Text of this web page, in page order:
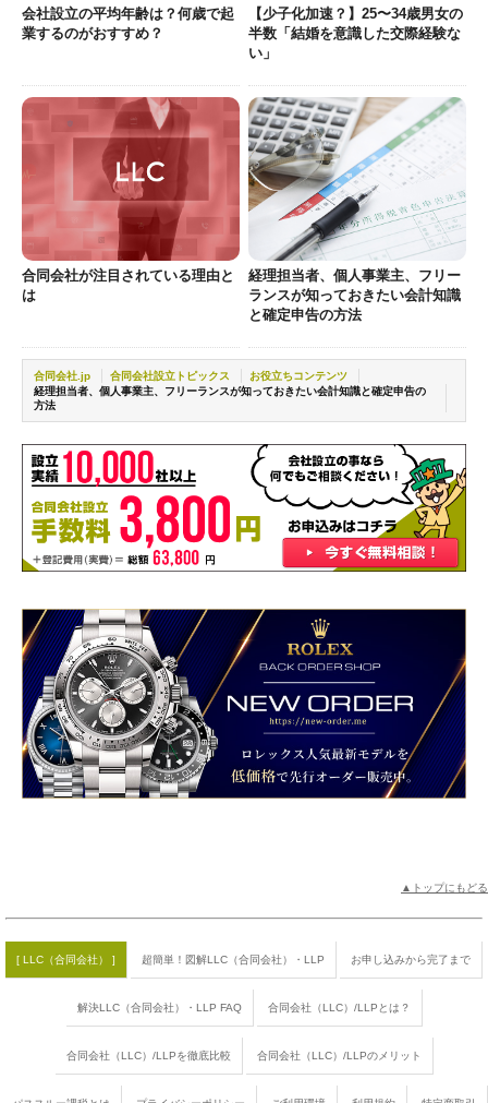
会社設立の平均年齢は？何歳で起
業するのがおすすめ？
【少子化加速？】25〜34歳男女の
半数「結婚を意識した交際経験な
い」
合同会社が注目されている理由と
は
経理担当者、個人事業主、フリー
ランスが知っておきたい会計知識
と確定申告の方法
合同会社.jp 合同会社設立トピックス
お役立ちコンテンツ
経理担当者、個人事業主、フリーランスが知っておきたい会計知識と確定申告の
方法
▲トップにもどる
[ LLC（合同会社） ] 超簡単！図解LLC（合同会社）・LLP お申し込みから完了まで
解決LLC（合同会社）・LLP FAQ 合同会社（LLC）/LLPとは？
合同会社（LLC）/LLPを徹底比較 合同会社（LLC）/LLPのメリット